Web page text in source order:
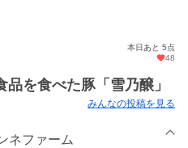
本日あと 5点
48
を食べた豚「雪乃醸」
みんなの投稿を見る
ネファーム